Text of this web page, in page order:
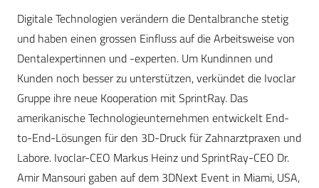
Digitale Technologien verändern die Dentalbranche stetig
und haben einen grossen Einfluss auf die Arbeitsweise von
Dentalexpertinnen und -experten. Um Kundinnen und
Kunden noch besser zu unterstützen, verkündet die Ivoclar
Gruppe ihre neue Kooperation mit SprintRay. Das
amerikanische Technologieunternehmen entwickelt End-
to-End-Lösungen für den 3D-Druck für Zahnarztpraxen und
Labore. Ivoclar-CEO Markus Heinz und SprintRay-CEO Dr.
Amir Mansouri gaben auf dem 3DNext Event in Miami, USA,